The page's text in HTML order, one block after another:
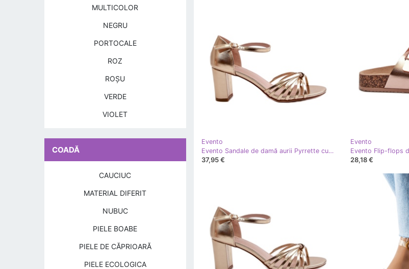
Evento
Evento Sandale de damă aurii Pyrrette cu toc înalt de aur
37,95 €
Evento
28,18 €
MULTICOLOR
NEGRU
PORTOCALE
ROZ
ROŞU
VERDE
VIOLET
COADĂ
CAUCIUC
MATERIAL DIFERIT
NUBUC
PIELE BOABE
PIELE DE CĂPRIOARĂ
PIELE ECOLOGICA